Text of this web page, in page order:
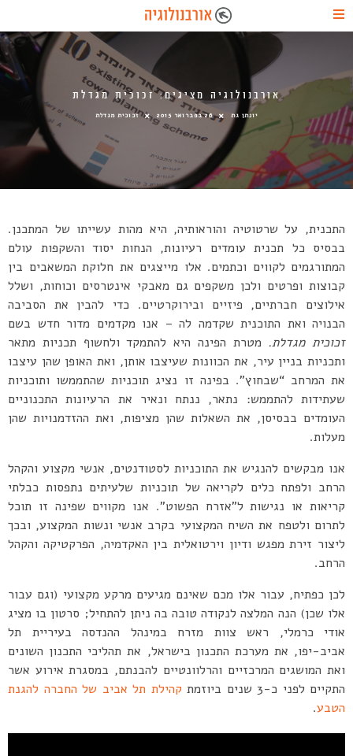
אורבנולוגיה מציגים: זכוכית מגדלת
יונתן גת 26 בפברואר 2015 זכוכית מגדלת
התכנית, על שרטוטיה והוראותיה, היא מהות עשייתו של המתכנן.
בבסיס כל תכנית עומדים רעיונות, הנחות יסוד והשקפות עולם
המתורגמים לקווים וכתמים. אלו מייצגים את חלוקת המשאבים בין
קבוצות ופרטים ולכן משקפים גם מאבקי אינטרסים וכוחות, ושלל
אילוצים חברתיים, פיזיים ובירוקרטיים. כדי להבין את הסביבה
הבנויה ואת התוכנית שקדמה לה – אנו מקדמים מדור חדש בשם
זכוכית מגדלת. מטרת הפינה היא להתמקד ולחשוף תכניות מתאר
ותכניות בניין עיר, את הכוונות שעיצבו אותן, ואת האופן שהן עיצבו
את המרחב “שבחוץ”. בפינה זו נציג תוכניות שהתממשו ותוכניות
שעתידות להתממש: נתאר, ננתח ונאיר את הרעיונות התכנוניים
העומדים בבסיסן, את השאלות שהן מציפות, ואת ההזדמנויות שהן
מעלות.
אנו מבקשים להנגיש את התוכניות לסטודנטים, אנשי מקצוע והקהל
הרחב ולפתח כלים לקריאה של תוכניות שלעיתים נתפסות כבלתי
קריאות או נגישות ל”אזרח הפשוט”. אנו מקווים שפינה זו תוכל
לתרום ולטפח את השיח המקצועי בקרב אנשי ונשות המקצוע, ובכך
ליצור זירת מפגש ודיון וירטואלית בין האקדמיה, הפרקטיקה והקהל
הרחב.
לכן כפתיח, עבור אלו מכם שאינם מגיעים מרקע מקצועי (וגם עבור
אלו שכן) הנה המלצה לנקודה טובה בה ניתן להתחיל; סרטון בו מציג
אודי כרמלי, ראש צוות מזרח במינהל ההנדסה בעיריית תל
אביב-יפו, את מערכת התכנון בישראל, את תהליכי התכנון השונים
ואת המושגים המרכזיים והרלוונטיים להבנתם, במסגרת אירוע אשר
התקיים לפני כ-3 שנים ביוזמת
קהילת תל אביב של החברה להגנת
הטבע.